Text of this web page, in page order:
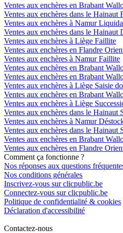
Ventes aux enchères en Brabant
Ventes aux enchères dans le Hainaut
Ventes aux enchères à Namur
Ventes aux enchères dans le Hainaut
Ventes aux enchères à Liège Faillite
Ventes aux enchères en Flandre
Ventes aux enchères à Namur Faillite
Ventes aux enchères en Brabant
Ventes aux enchères en Brabant
Ventes aux enchères à Liège Saisie
Ventes aux enchères en Brabant
Ventes aux enchères à Liège
Ventes aux enchères dans le Hainaut
Ventes aux enchères à Namur
Ventes aux enchères dans le Hainaut
Ventes aux enchères en Brabant
Ventes aux enchères en Flandre
Comment ça fonctionne ?
Nos réponses aux questions
Nos conditions générales
Inscrivez-vous sur clicpublic.be
Connectez-vous sur clicpublic.be
Politique de confidentialité & cookies
Déclaration d'accessibilité
Contactez-nous